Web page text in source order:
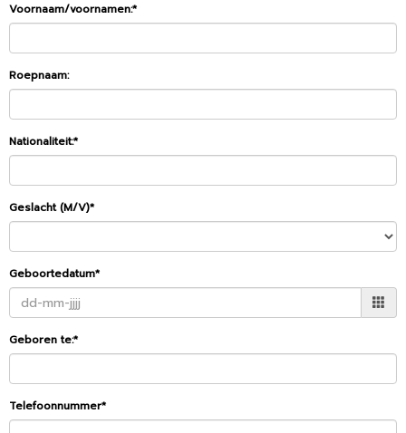
Voornaam/voornamen:*
Roepnaam:
Nationaliteit:*
Geslacht (M/V)*
Geboortedatum*
Geboren te:*
Telefoonnummer*